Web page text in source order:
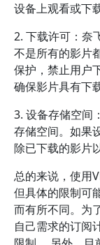
设备上观看或下载
2. 下载许可：奈
不是所有的影片
保护，禁止用户
确保影片具有下
3. 设备存储空间
存储空间。如果
除已下载的影片
总的来说，使用
但具体的限制可
而有所不同。为
自己需求的订阅